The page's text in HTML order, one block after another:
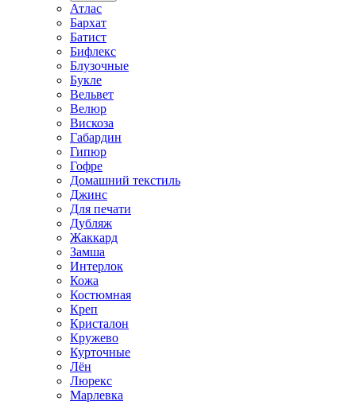
Атлас
Бархат
Батист
Бифлекс
Блузочные
Букле
Вельвет
Велюр
Вискоза
Габардин
Гипюр
Гофре
Домашний текстиль
Джинс
Для печати
Дубляж
Жаккард
Замша
Интерлок
Кожа
Костюмная
Креп
Кристалон
Кружево
Курточные
Лён
Люрекс
Марлевка